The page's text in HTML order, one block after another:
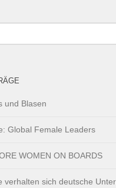
und Blasen
Global Female Leaders
WOMEN ON BOARDS
verhalten sich deutsche